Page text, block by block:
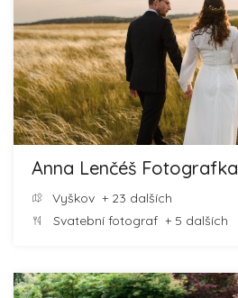
Anna Lenčéš Fotografka
Vyškov + 23 dalších
Svatební fotograf + 5 dalších